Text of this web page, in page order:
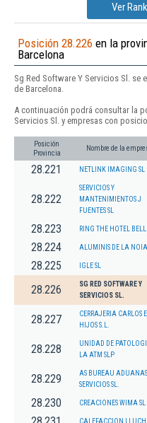
Ver
Posición 28.226 en la
Barcelona
Sg Red Software Y Servicios Sl. se
de Barcelona.
A continuación podrá consultar la
Servicios Sl. y empresas con
Posición
Provincia
Nombre de la
28.221 NETLINK IMAGING SL
28.222
SERVICIOS Y
MANTENIMIENTOS J
FUENTES SL
28.223 RING THE HOTEL BELL
28.224 ALUMINIS DE LA NOIA
28.225 IGLE SL
28.226
SG RED SOFTWARE Y
SERVICIOS SL.
28.227
CERRAJERIA CARLOS E
HIJOS S.L.
28.228
UNIDAD DE
LA ATM SLP
28.229
AS BUREAU
SERVICIOS SL.
28.230 CREACIONES WIMA SL